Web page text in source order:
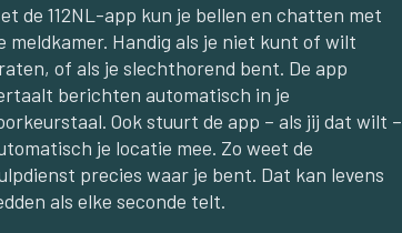
de 112NL-app kun je bellen en chatten met
meldkamer. Handig als je niet kunt of wilt
of als je slechthorend bent. De app
berichten automatisch in je
Ook stuurt de app – als jij dat wilt –
je locatie mee. Zo weet de
precies waar je bent. Dat kan levens
als elke seconde telt.